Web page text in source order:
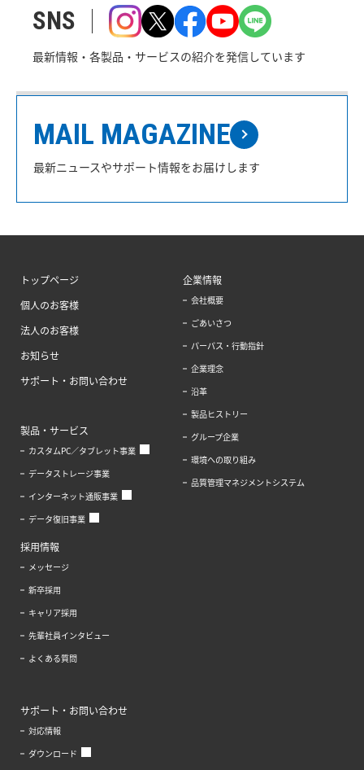
SNS
最新情報・各製品・サービスの紹介を発信しています
MAIL MAGAZINE
最新ニュースやサポート情報をお届けします
トップページ
個人のお客様
法人のお客様
お知らせ
サポート・お問い合わせ
製品・サービス
カスタムPC／タブレット事業
データストレージ事業
インターネット通販事業
データ復旧事業
企業情報
会社概要
ごあいさつ
パーパス・行動指針
企業理念
沿革
製品ヒストリー
グループ企業
環境への取り組み
品質管理マネジメントシステム
採用情報
メッセージ
新卒採用
キャリア採用
先輩社員インタビュー
よくある質問
サポート・お問い合わせ
対応情報
ダウンロード